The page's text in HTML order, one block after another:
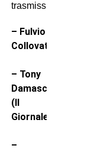
trasmissione:
– Fulvio
Collovati
– Tony
Damascelli
(Il
Giornale)
–